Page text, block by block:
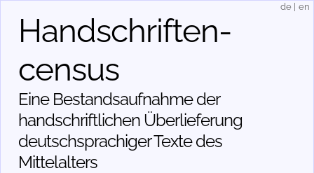
Handschriften­
census
Eine Bestandsaufnahme der
handschriftlichen Über­lieferung
deutschsprachiger Texte des
Mittelalters
de en